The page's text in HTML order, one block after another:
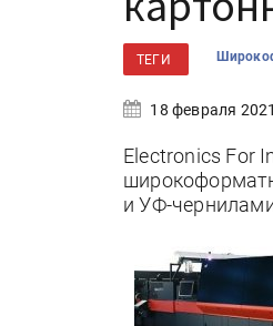
ТЕГИ
18 февраля
Electronics For
и УФ-